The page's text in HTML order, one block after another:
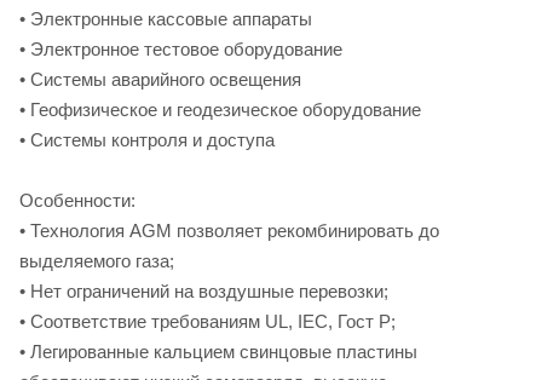
• Электронные кассовые аппараты
• Электронное тестовое оборудование
• Системы аварийного освещения
• Геофизическое и геодезическое оборудование
• Системы контроля и доступа
Особенности:
• Технология AGM позволяет рекомбинировать до
выделяемого газа;
• Нет ограничений на воздушные перевозки;
• Соответствие требованиям UL, IEC, Гост Р;
• Легированные кальцием свинцовые пластины